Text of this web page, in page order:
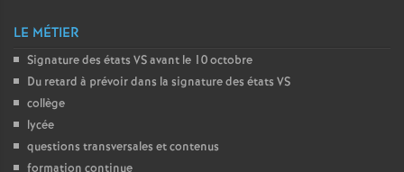
é
a
LE MÉTIER
Signature des états VSavant le 10 octobre
Du retard à prévoir dans la signature des états VS
collège
lycée
questions transversales et contenus